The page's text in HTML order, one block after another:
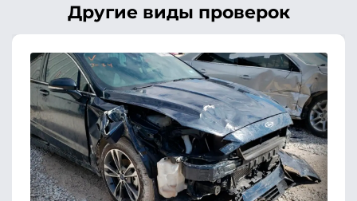
Другие виды проверок